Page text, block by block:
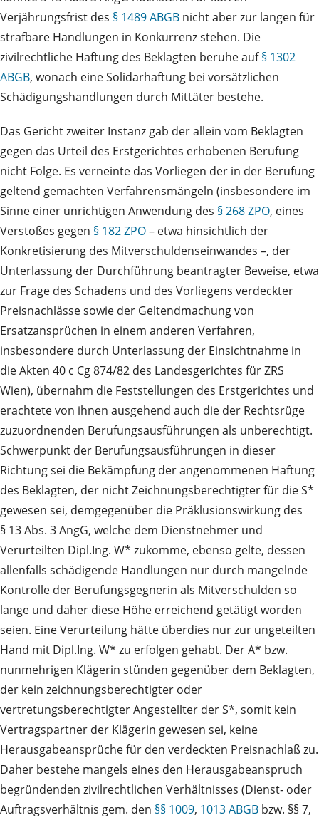
Verjährungsfrist des § 1489 ABGB nicht aber zur langen für
strafbare Handlungen in Konkurrenz stehen. Die
zivilrechtliche Haftung des Beklagten beruhe auf§ 1302
ABGB, wonach eine Solidarhaftung bei vorsätzlichen
Schädigungshandlungen durch Mittäter bestehe.
Das Gericht zweiter Instanz gab der allein vom Beklagten
gegen das Urteil des Erstgerichtes erhobenen Berufung
nicht Folge. Es verneinte das Vorliegen der in der Berufung
geltend gemachten Verfahrensmängeln (insbesondere im
Sinne einer unrichtigen Anwendung des § 268 ZPO, eines
Verstoßes gegen § 182 ZPO– etwa hinsichtlich der
Konkretisierung des Mitverschuldenseinwandes –, der
Unterlassung der Durchführung beantragter Beweise, etwa
zur Frage des Schadens und des Vorliegens verdeckter
Preisnachlässe sowie der Geltendmachung von
Ersatzansprüchen in einem anderen Verfahren,
insbesondere durch Unterlassung der Einsichtnahme in
die Akten 40 c Cg 874/82 des Landesgerichtes für ZRS
Wien), übernahm die Feststellungen des Erstgerichtes und
erachtete von ihnen ausgehend auch die der Rechtsrüge
zuzuordnenden Berufungsausführungen als unberechtigt.
Schwerpunkt der Berufungsausführungen in dieser
Richtung sei die Bekämpfung der angenommenen Haftung
des Beklagten, der nicht Zeichnungsberechtigter für die S*
gewesen sei, demgegenüber die Präklusionswirkung des
§ 13 Abs. 3 AngG, welche dem Dienstnehmer und
Verurteilten Dipl.Ing. W* zukomme, ebenso gelte, dessen
allenfalls schädigende Handlungen nur durch mangelnde
Kontrolle der Berufungsgegnerin als Mitverschulden so
lange und daher diese Höhe erreichend getätigt worden
seien. Eine Verurteilung hätte überdies nur zur ungeteilten
Hand mit Dipl.Ing. W* zu erfolgen gehabt. Der A* bzw.
nunmehrigen Klägerin stünden gegenüber dem Beklagten,
der kein zeichnungsberechtigter oder
vertretungsberechtigter Angestellter der S*, somit kein
Vertragspartner der Klägerin gewesen sei, keine
Herausgabeansprüche für den verdeckten Preisnachlaß zu.
Daher bestehe mangels eines den Herausgabeanspruch
begründenden zivilrechtlichen Verhältnisses (Dienst‑ oder
Auftragsverhältnis gem. den §§ 1009, 1013 ABGB bzw. §§ 7,